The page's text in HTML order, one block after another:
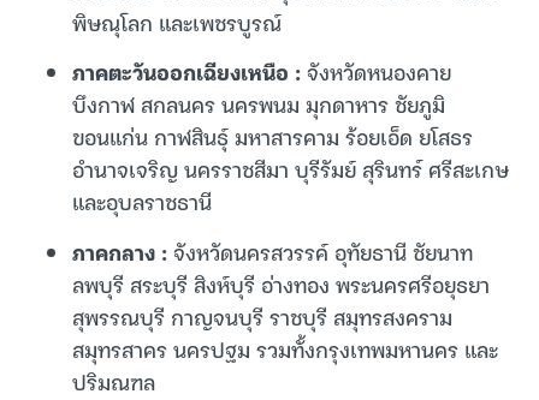
พิษณุโลก และเพชรบูรณ์
ภาคตะวันออกเฉียงเหนือ :จังหวัดหนองคาย
บึงกาฬ สกลนคร นครพนม มุกดาหาร ชัยภูมิ
ขอนแก่น กาฬสินธุ์ มหาสารคาม ร้อยเอ็ด ยโสธร
อำนาจเจริญ นครราชสีมา บุรีรัมย์ สุรินทร์ ศรีสะเกษ
และอุบลราชธานี
ภาคกลาง :จังหวัดนครสวรรค์ อุทัยธานี ชัยนาท
ลพบุรี สระบุรี สิงห์บุรี อ่างทอง พระนครศรีอยุธยา
สุพรรณบุรี กาญจนบุรี ราชบุรี สมุทรสงคราม
สมุทรสาคร นครปฐม รวมทั้งกรุงเทพมหานคร และ
ปริมณฑล